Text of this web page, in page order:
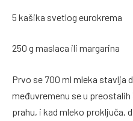
5 kašika svetlog eurokrema
250 g maslaca ili margarina
Prvo se 700 ml mleka stavlja
međuvremenu se u
prahu, i kad mleko proključa,